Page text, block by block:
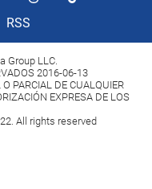
RSS
Group LLC.
2016-06-13
PARCIAL DE CUALQUIER
EXPRESA DE LOS
All rights reserved